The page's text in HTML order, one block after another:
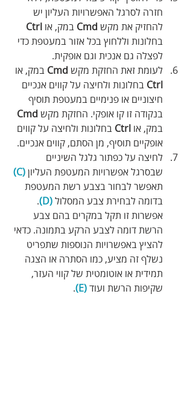
חזרה לסרגל האפשרויות העליון יש
להחזיק את מקש Cmd במק, או Ctrl
בחלונות וללחוץ בכל אזור במעטפת כדי
לפצלה גם אנכית וגם אופקית.
לעומת זאת החזקת מקש Cmd במק, או
Ctrl בחלונות ולחיצה על קווים אנכיים
חיצוניים או פנימיים במעטפת תוסיף
בנקודה זו קו אופקי. החזקת מקש Cmd
במק, או Ctrl בחלונות ולחיצה על קווים
אופקיים תוסיף, מן הסתם, קווים אנכיים.
לחיצה על כפתור גלגל השיניים
שבסרגל אפשרויות המעטפת העליון (C)
תאפשר לבחור בצבע רשת המעטפת
בדומה לבחירת צבע המסלול (D)
.
אפשרות זו תקל במקרים בהם צבע
הרשת דומה לצבע הרקע בתמונה. כדאי
להציץ באפשרויות הנוספות שתפריט
נשלף זה מציע, כמו הסתרה או הצגה
תמידית או אוטומטית של קווי העזר,
שקיפות הרשת ועוד (E)
.